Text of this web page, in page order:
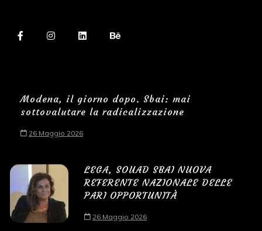
Modena, il giorno dopo. Sbai: mai
sottovalutare la radicalizzazione
26 Maggio 2026
LEGA, SOUAD SBAI NUOVA
REFERENTE NAZIONALE DELLE
PARI OPPORTUNITÀ
26 Maggio 2026